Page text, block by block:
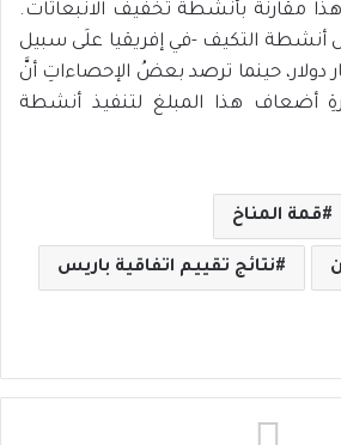
مقارنةً بأنشطة تخفيف الانبعاثات.
أنشطة التكيف -في إفريقيا علَى سبيل
تبلغ نحو ١١ مليار دولار، حينما ترصد بعضُ الإحصاءاتِ أنَّ
أضعاف هذا المبلغ لتنفيذ أنشطة
قمة المناخ
نتائج تقييم اتفاقية باريس